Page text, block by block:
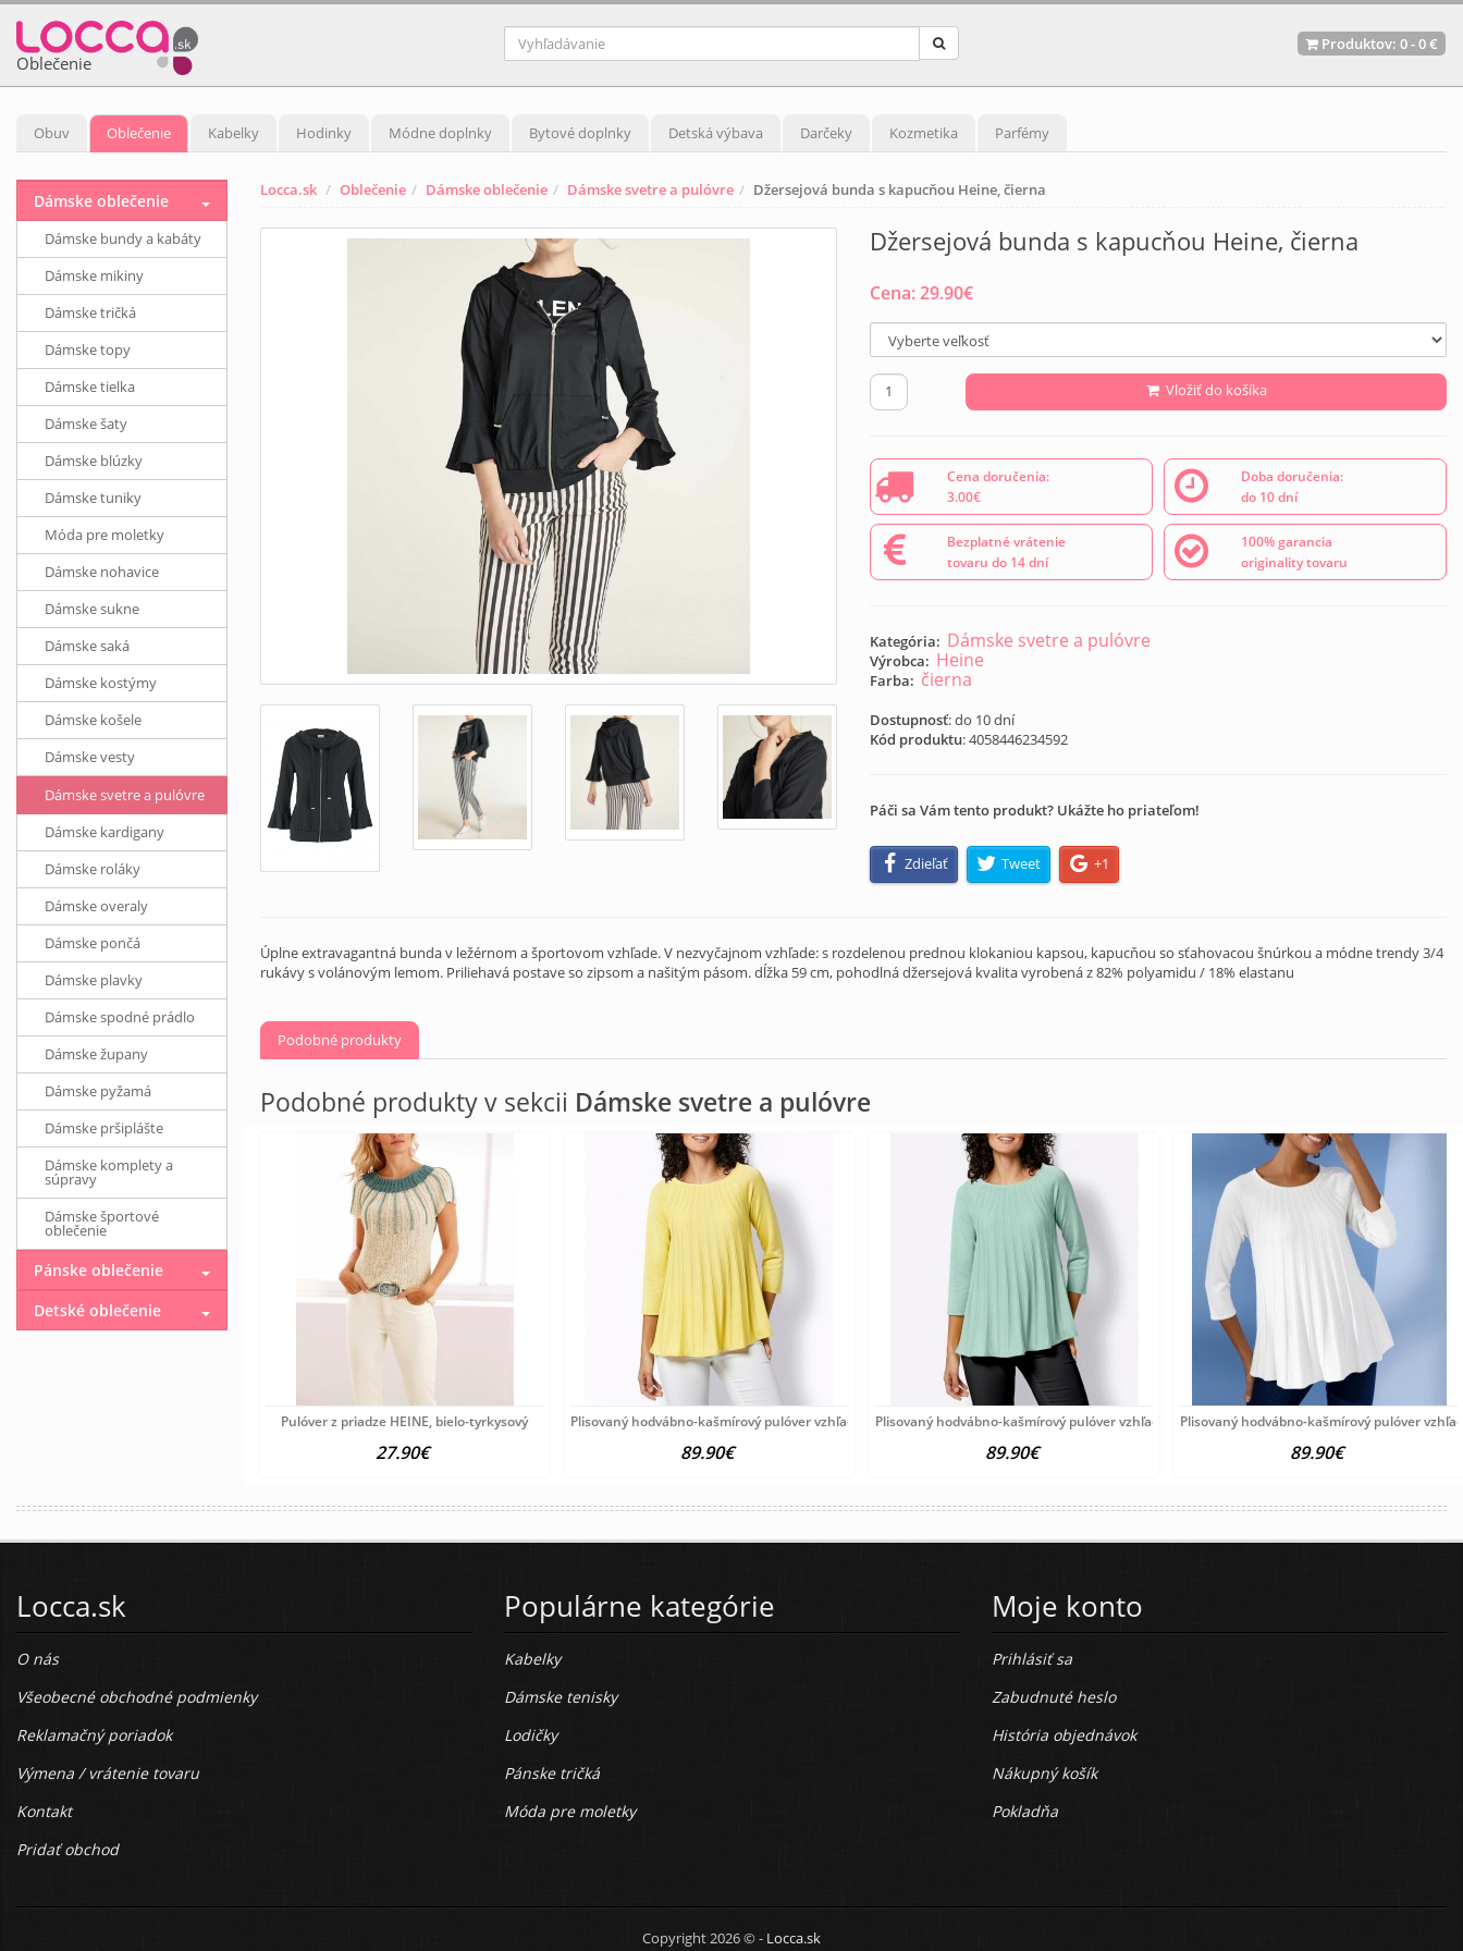
Oblečenie
Produktov: 0-0 €
Obuv Oblečenie Kabelky Hodinky Módne doplnky Bytové doplnky Detská výbava Darčeky Kozmetika Parfémy
Locca.sk Oblečenie Dámske oblečenie Dámske svetre a pulóvre Džersejová bunda s kapucňou Heine, čierna
Džersejová bunda s kapucňou Heine, čierna
Cena:29.90€
Vložiť do košíka
Cena doručenia:
3.00€
Doba doručenia:
do 10 dní
Bezplatné vrátenie
tovaru do 14 dní
100% garancia
originality tovaru
Kategória: Dámske svetre a pulóvre
Výrobca: Heine
Farba: čierna
Dostupnosť: do 10 dní
Kód produktu:4058446234592
Páči sa Vám tento produkt? Ukážte ho priateľom!
Zdieľať Tweet +1
Úplne extravagantná bunda v ležérnom a športovom vzhľade. V nezvyčajnom vzhľade: s rozdelenou prednou klokaniou kapsou, kapucňou so sťahovacou šnúrkou a módne trendy 3/4
rukávy s volánovým lemom. Priliehavá postave so zipsom a našitým pásom. dĺžka 59 cm, pohodlná džersejová kvalita vyrobená z 82% polyamidu / 18% elastanu
Podobné produkty
Podobné produkty v sekcii Dámske svetre a pulóvre
Pulóver z priadze HEINE, bielo-tyrkysový
27.90€
Plisovaný hodvábno-kašmírový pulóver vzhľadom Création
89.90€
Plisovaný hodvábno-kašmírový pulóver vzhľadom Création
89.90€
Plisovaný hodvábno-kašmírový pulóver
89.90€
Dámske oblečenie
Dámske bundy a kabáty
Dámske mikiny
Dámske tričká
Dámske topy
Dámske tielka
Dámske šaty
Dámske blúzky
Dámske tuniky
Móda pre moletky
Dámske nohavice
Dámske sukne
Dámske saká
Dámske kostýmy
Dámske košele
Dámske vesty
Dámske svetre a pulóvre
Dámske kardigany
Dámske roláky
Dámske overaly
Dámske pončá
Dámske plavky
Dámske spodné prádlo
Dámske župany
Dámske pyžamá
Dámske pršiplášte
Dámske komplety a
súpravy
Dámske športové
oblečenie
Pánske oblečenie
Detské oblečenie
Locca.sk
O nás
Všeobecné obchodné podmienky
Reklamačný poriadok
Výmena / vrátenie tovaru
Kontakt
Pridať obchod
Populárne kategórie
Kabelky
Dámske tenisky
Lodičky
Pánske tričká
Móda pre moletky
Moje konto
Prihlásiť sa
Zabudnuté heslo
História objednávok
Nákupný košík
Pokladňa
Copyright 2026 © - Locca.sk